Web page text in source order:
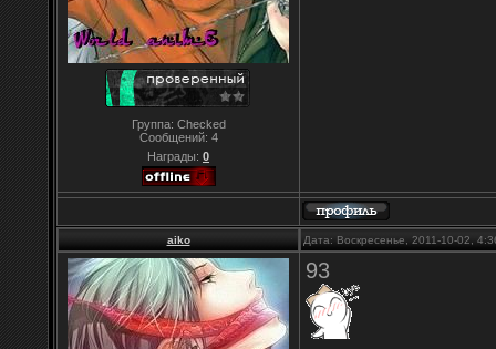
Группа: Checked
Сообщений: 4
Награды: 0
aiko Дата: Воскресенье, 2011-10-02,
93